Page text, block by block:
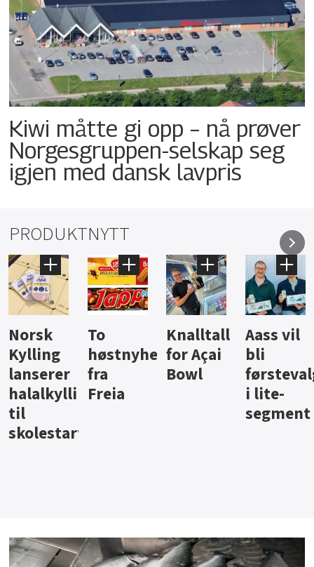
Kiwi måtte gi opp – nå prøver
Norgesgruppen-selskap seg
igjen med dansk lavpris
PRODUKTNYTT
Knalltall
for Açai
Bowl
Aass vil
bli
førstevalg
i lite-
Brus og
jus fra
Berentsen
Hard
iste fra
Hansa